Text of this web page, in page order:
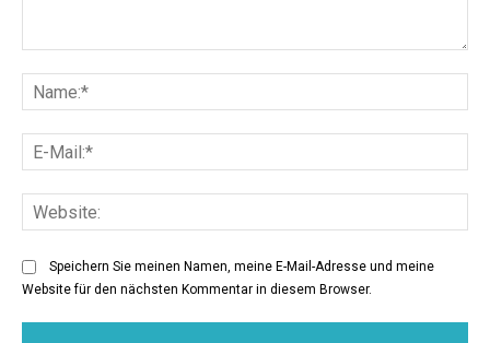
Speichern Sie meinen Namen, meine E-Mail-Adresse und meine
Website für den nächsten Kommentar in diesem Browser.